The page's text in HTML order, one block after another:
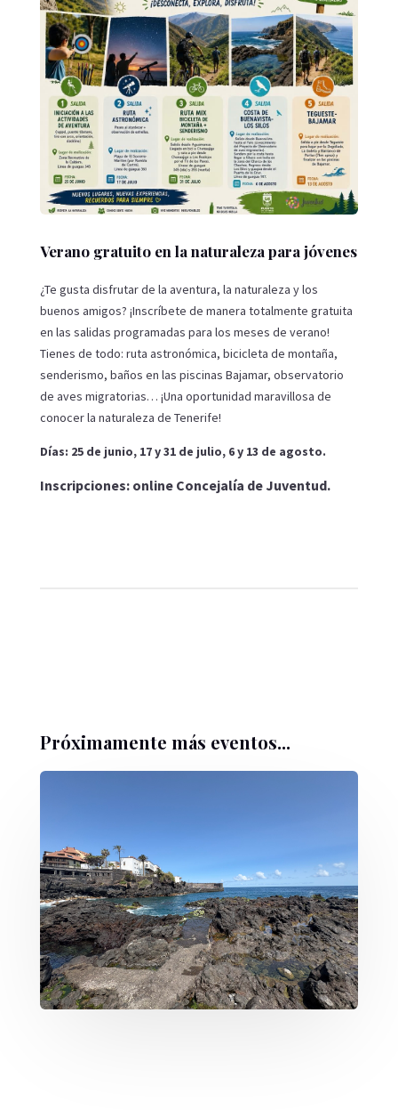
Verano gratuito en la naturaleza para jóvenes
¿Te gusta disfrutar de la aventura, la naturaleza y los
buenos amigos? ¡Inscríbete de manera totalmente gratuita
en las salidas programadas para los meses de verano!
Tienes de todo: ruta astronómica, bicicleta de montaña,
senderismo, baños en las piscinas Bajamar, observatorio
de aves migratorias… ¡Una oportunidad maravillosa de
conocer la naturaleza de Tenerife!
Días: 25 de junio, 17 y 31 de julio, 6 y 13 de agosto.
Inscripciones: online Concejalía de Juventud.
Próximamente más eventos...